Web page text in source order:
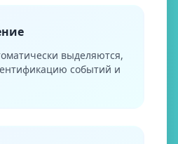
выделяются,
событий и